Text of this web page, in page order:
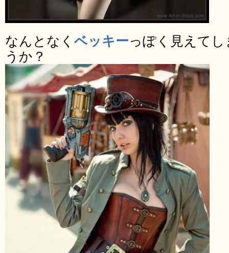
なんとなく ベッキーっぽく見えて
うか？